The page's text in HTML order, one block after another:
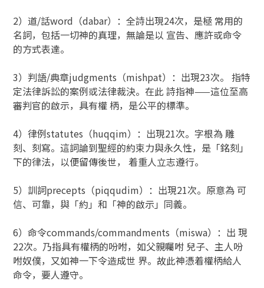
2）道/話word（dabar）：全詩出現24次，是極 常用的
名詞，包括一切神的真理，無論是以 宣告、應許或命令
的方式表達。
3）判語/典章judgments（mishpat）：出現23次。 指特
定法律訴訟的案例或法律裁決。在此 詩指神——這位至高
審判官的啟示，具有權 柄，是公平的標準。
4）律例statutes（huqqim）：出現21次。字根為 雕
刻、刻寫。這詞論到聖經的約束力與永久性，是「銘刻」
下的律法，以便留傳後世， 着重人立志遵行。
5）訓詞precepts（piqqudim）：出現21次。原意為 可
信、可靠，與「約」和「神的啟示」同義。
6）命令commands/commandments（miswa）：出 現
22次。乃指具有權柄的吩咐，如父親囑咐 兒子、主人吩
咐奴僕，又如神一下令造成世 界。故此神憑着權柄給人
命令，要人遵守。